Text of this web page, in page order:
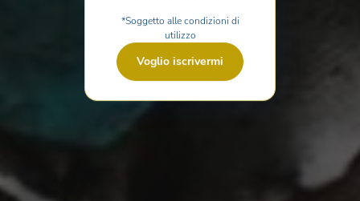
*Soggetto alle condizioni di
utilizzo
Voglio iscrivermi